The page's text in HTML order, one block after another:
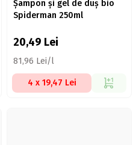
Șampon și gel de duș bio
Spiderman 250ml
20,49 Lei
81,96 Lei/l
4 x 19,47 Lei